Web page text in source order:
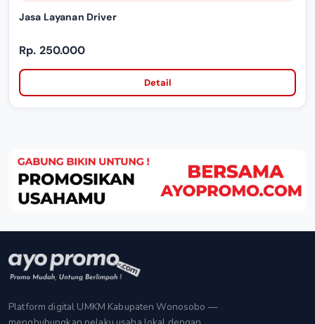
Jasa Layanan Driver
Rp. 250.000
Detail
Platform digital UMKM Kabupaten Wonosobo —